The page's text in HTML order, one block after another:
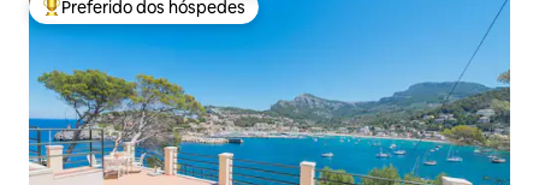
Entre os melhores preferidos dos hóspedes
Preferido dos hóspedes